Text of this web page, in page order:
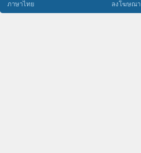
ภาษาไทย ลงโฆษณา